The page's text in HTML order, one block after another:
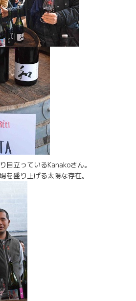
目立っているKanakoさん。
を盛り上げる太陽な存在。